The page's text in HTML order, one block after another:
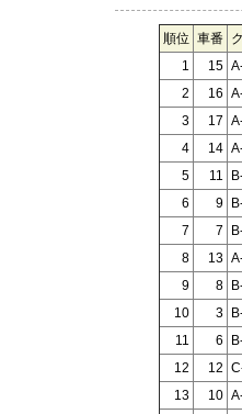
順位 車番
1
15
2
16
3
17
4
14
5
11
6
9
7
7
8
13
9
8
10
3
11
6
12
12
13
10